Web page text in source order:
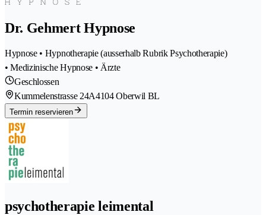
Dr. Gehmert Hypnose
Hypnose • Hypnotherapie (ausserhalb Rubrik Psychotherapie)
• Medizinische Hypnose • Ärzte
Geschlossen
Kummelenstrasse 24A4104 Oberwil BL
Termin reservieren
psychotherapie leimental